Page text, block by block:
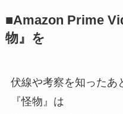
■Amazon Prime
物』を
伏線や考察を知ったあ
『怪物』は